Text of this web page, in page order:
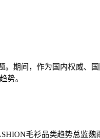
间，作为国内权威、国
势。
毛衫品类趋势总监魏